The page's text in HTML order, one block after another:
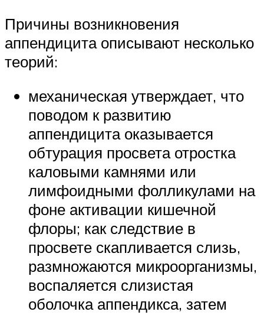
Причины возникновения
аппендицита описывают несколько
теорий:
механическая утверждает, что
поводом к развитию
аппендицита оказывается
обтурация просвета отростка
каловыми камнями или
лимфоидными фолликулами на
фоне активации кишечной
флоры; как следствие в
просвете скапливается слизь,
размножаются микроорганизмы,
воспаляется слизистая
оболочка аппендикса, затем